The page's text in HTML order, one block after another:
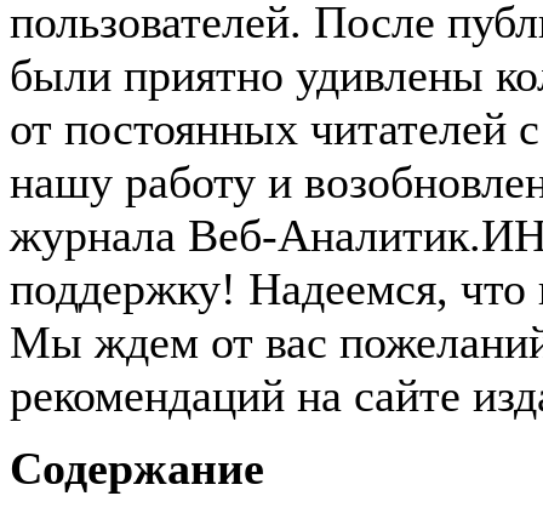
пользователей. После
были приятно удивлены
от постоянных читателей
нашу работу и
журнала Веб-
поддержку! Надеемся, что
Мы ждем от вас
рекомендаций на сайте
Содержание